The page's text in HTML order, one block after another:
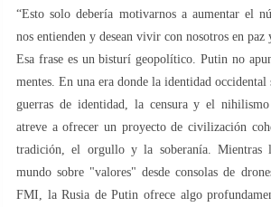
“Esto solo debería motivarnos a aumentar el
nos entienden y desean vivir con nosotros en paz
Esa frase es un bisturí geopolítico. Putin no
mentes. En una era donde la identidad occidental
guerras de identidad, la censura y el
atreve a ofrecer un proyecto de civilización
tradición, el orgullo y la soberanía. Mientras
mundo sobre "valores" desde consolas de
FMI, la Rusia de Putin ofrece algo